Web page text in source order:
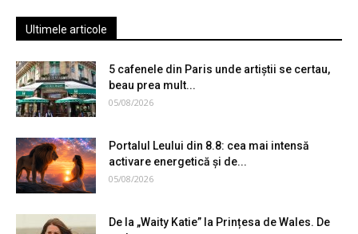
Ultimele articole
5 cafenele din Paris unde artiștii se certau,
beau prea mult...
05/08/2026
Portalul Leului din 8.8: cea mai intensă
activare energetică și de...
05/08/2026
De la „Waity Katie” la Prințesa de Wales. De